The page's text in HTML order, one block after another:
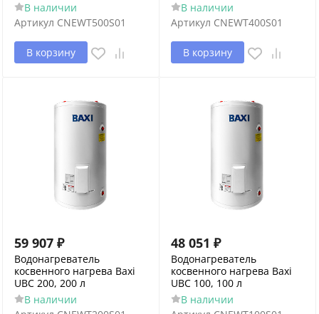
В наличии
Артикул CNEWT500S01
В корзину
В наличии
Артикул CNEWT400S01
В корзину
59 907 ₽
Водонагреватель
косвенного нагрева Baxi
UBC 200, 200 л
В наличии
48 051 ₽
Водонагреватель
косвенного нагрева Baxi
UBC 100, 100 л
В наличии